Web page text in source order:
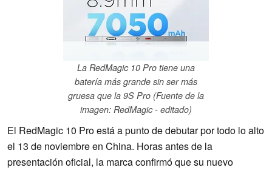
La RedMagic 10 Pro tiene una
batería más grande sin ser más
gruesa que la 9S Pro (Fuente de la
imagen: RedMagic - editado)
El RedMagic 10 Pro está a punto de debutar por todo lo alto
el 13 de noviembre en China. Horas antes de la
presentación oficial, la marca confirmó que su nuevo